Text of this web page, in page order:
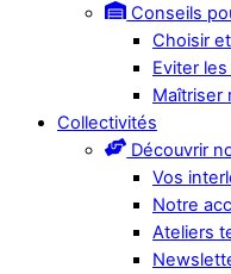
Conseils
Choisir
Eviter
Maîtriser
Collectivités
Découvrir
Vos
Notre
Ateliers